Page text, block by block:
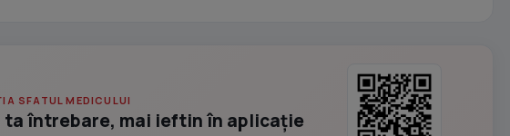
SFATUL MEDICULUI
ta întrebare, mai ieftin în aplicație